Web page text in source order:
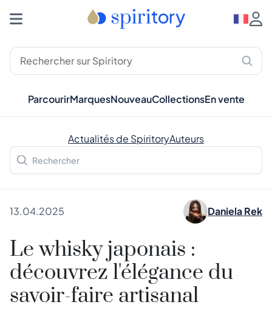
ParcourirMarquesNouveauCollectionsEn vente
Actualités de SpiritoryAuteurs
13.04.2025 Daniela Rek
Le whisky japonais :
découvrez l'élégance du
savoir-faire artisanal